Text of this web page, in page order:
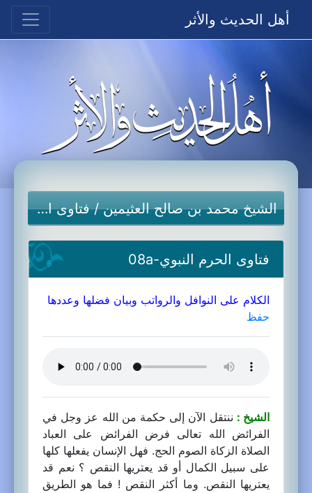
أهل الحديث والأثر
الشيخ محمد بن صالح العثيمين/فتاوى الحرم النبوي
فتاوى الحرم النبوي-08a
الكلام على النوافل والرواتب وبيان فضلها وعددها
حفظ
الشيخ : ننتقل الآن إلى حكمة من الله عز وجل في
الفرائض الله تعالى فرض الفرائض على العباد
الصلاة الزكاة الصوم الحج. فهل الإنسان يفعلها كلها
على سبيل الكمال أو قد يعتريها النقص ؟ نعم قد
يعتريها النقص. وما أكثر النقص ! فما هو الطريق